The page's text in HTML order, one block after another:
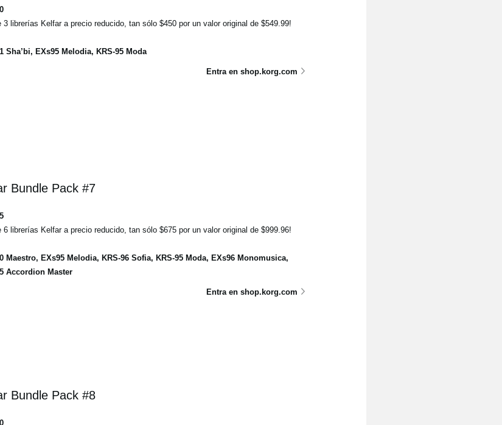
3 librerías Kelfar a precio reducido, tan sólo $450 por un valor original de $549.99!
Sha’bi, EXs95 Melodia, KRS-95 Moda
Entra en shop.korg.com
Bundle Pack #7
6 librerías Kelfar a precio reducido, tan sólo $675 por un valor original de $999.96!
Maestro, EXs95 Melodia, KRS-96 Sofia, KRS-95 Moda, EXs96 Monomusica,
Accordion Master
Entra en shop.korg.com
Bundle Pack #8